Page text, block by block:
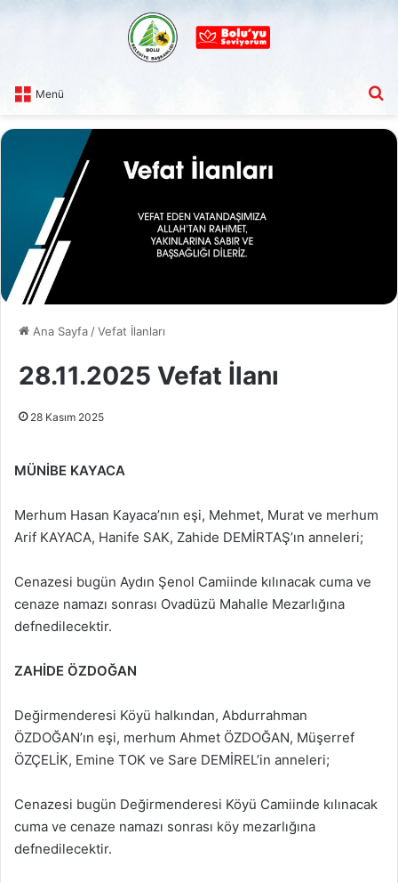
Menü
Ana Sayfa /Vefat İlanları
28.11.2025 Vefat İlanı
28 Kasım 2025
MÜNİBE KAYACA
Merhum Hasan Kayaca’nın eşi, Mehmet, Murat ve merhum
Arif KAYACA, Hanife SAK, Zahide DEMİRTAŞ’ın anneleri;
Cenazesi bugün Aydın Şenol Camiinde kılınacak cuma ve
cenaze namazı sonrası Ovadüzü Mahalle Mezarlığına
defnedilecektir.
ZAHİDE ÖZDOĞAN
Değirmenderesi Köyü halkından, Abdurrahman
ÖZDOĞAN’ın eşi, merhum Ahmet ÖZDOĞAN, Müşerref
ÖZÇELİK, Emine TOK ve Sare DEMİREL’in anneleri;
Cenazesi bugün Değirmenderesi Köyü Camiinde kılınacak
cuma ve cenaze namazı sonrası köy mezarlığına
defnedilecektir.